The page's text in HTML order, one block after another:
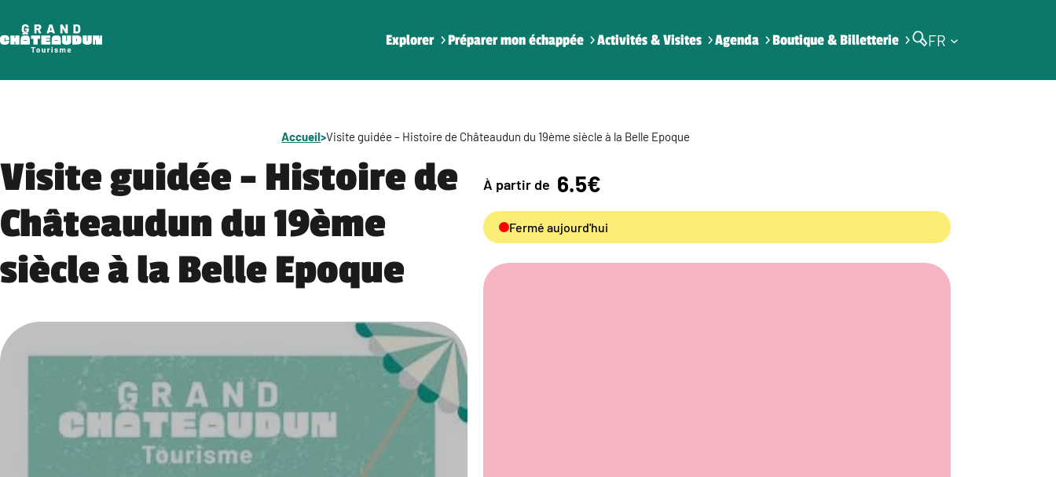
contenu
Explorer Préparer mon échappée Activités & Visites Agenda Boutique & Billetterie FR
Accueil>Visite guidée – Histoire de Châteaudun du 19ème siècle à la Belle Epoque
Visite guidée – Histoire de
Châteaudun du 19ème
siècle à la Belle Epoque
À partir de 6.5€
Fermé aujourd'hui